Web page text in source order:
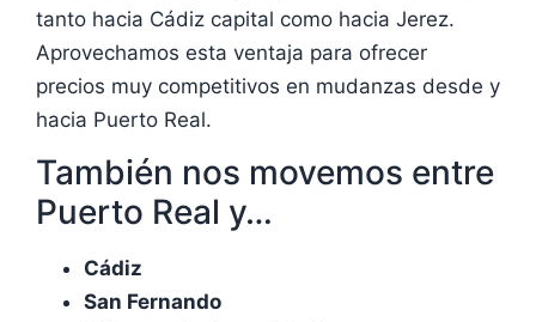
tanto hacia Cádiz capital como hacia Jerez.
Aprovechamos esta ventaja para ofrecer
precios muy competitivos en mudanzas desde y
hacia Puerto Real.
También nos movemos entre
Puerto Real y…
Cádiz
San Fernando